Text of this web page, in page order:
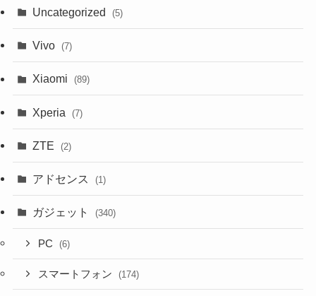
Uncategorized (5)
Vivo (7)
Xiaomi (89)
Xperia (7)
ZTE (2)
アドセンス (1)
ガジェット (340)
PC (6)
スマートフォン (174)